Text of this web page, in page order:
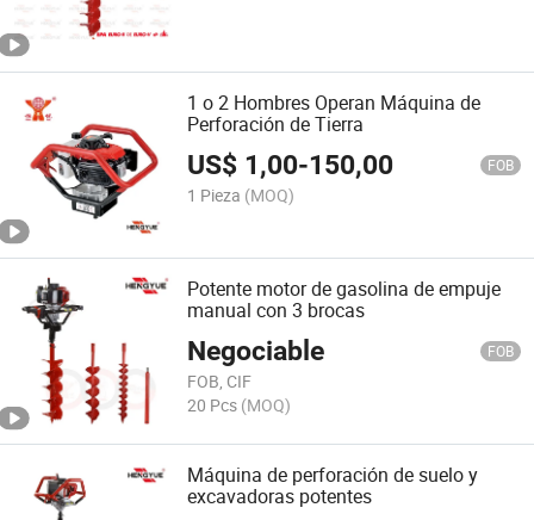
1 o 2 Hombres Operan Máquina de
Perforación de Tierra
US$ 1,00-150,00 FOB
1 Pieza (MOQ)
Potente motor de gasolina de empuje
manual con 3 brocas
Negociable FOB
FOB, CIF
20 Pcs (MOQ)
Máquina de perforación de suelo y
excavadoras potentes